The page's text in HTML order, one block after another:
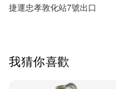
捷運忠孝敦化站7號出口
我猜你喜歡